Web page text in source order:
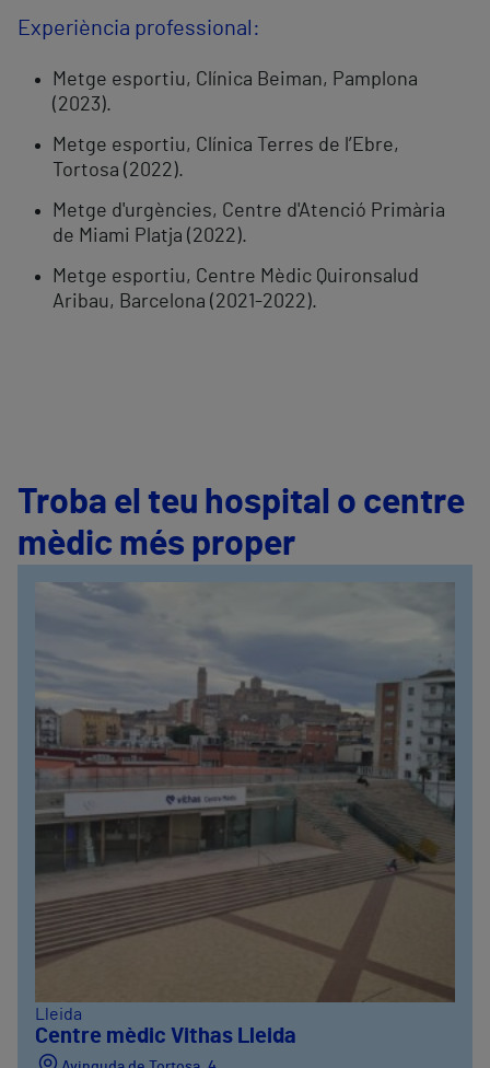
Experiència professional:
Metge esportiu, Clínica Beiman, Pamplona
(2023).
Metge esportiu, Clínica Terres de l’Ebre,
Tortosa (2022).
Metge d'urgències, Centre d'Atenció Primària
de Miami Platja (2022).
Metge esportiu, Centre Mèdic Quironsalud
Aribau, Barcelona (2021-2022).
Troba el teu hospital o centre
mèdic més proper
Lleida
Centre mèdic Vithas Lleida